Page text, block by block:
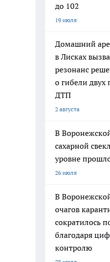
до 102
19 июля
Домашний
в Лисках
резонанс
о гибели двух
ДТП
2 августа
В
сахарной
уровне
26 июля
В
очагов
сократилось
благодаря
контролю